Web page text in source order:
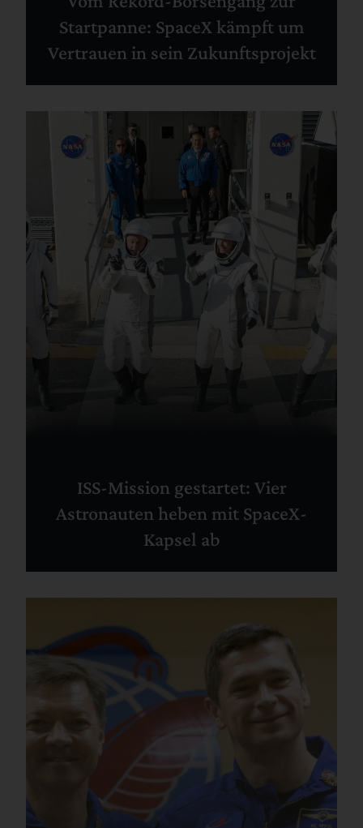
Startpanne: SpaceX kämpft um
Vertrauen in sein Zukunftsprojekt
ISS-Mission gestartet: Vier
Astronauten heben mit SpaceX-
Kapsel ab